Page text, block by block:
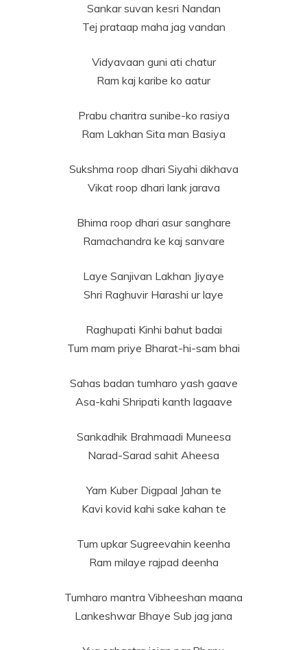
Sankar suvan kesri Nandan
Tej prataap maha jag vandan
Vidyavaan guni ati chatur
Ram kaj karibe ko aatur
Prabu charitra sunibe-ko rasiya
Ram Lakhan Sita man Basiya
Sukshma roop dhari Siyahi dikhava
Vikat roop dhari lank jarava
Bhima roop dhari asur sanghare
Ramachandra ke kaj sanvare
Laye Sanjivan Lakhan Jiyaye
Shri Raghuvir Harashi ur laye
Raghupati Kinhi bahut badai
Tum mam priye Bharat-hi-sam bhai
Sahas badan tumharo yash gaave
Asa-kahi Shripati kanth lagaave
Sankadhik Brahmaadi Muneesa
Narad-Sarad sahit Aheesa
Yam Kuber Digpaal Jahan te
Kavi kovid kahi sake kahan te
Tum upkar Sugreevahin keenha
Ram milaye rajpad deenha
Tumharo mantra Vibheeshan maana
Lankeshwar Bhaye Sub jag jana